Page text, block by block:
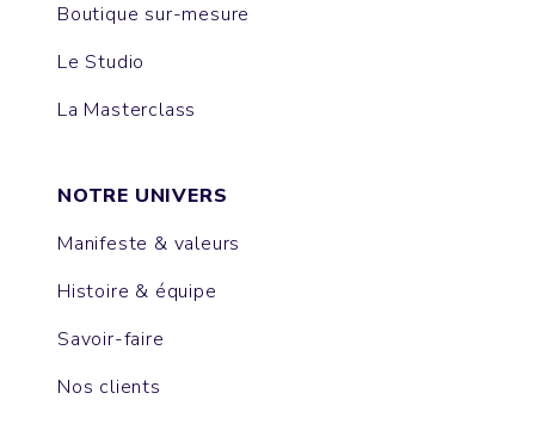
Boutique sur-mesure
Le Studio
La Masterclass
NOTRE UNIVERS
Manifeste & valeurs
Histoire & équipe
Savoir-faire
Nos clients